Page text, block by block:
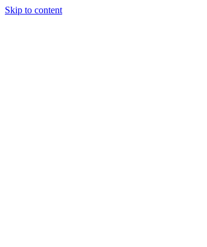
Skip to content